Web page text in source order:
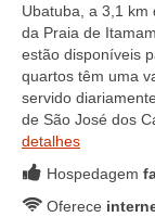
Ubatuba, a 3,1 km
da Praia de
estão disponíveis
quartos têm uma
servido
de São José dos
detalhes
Hospedagem
Oferece